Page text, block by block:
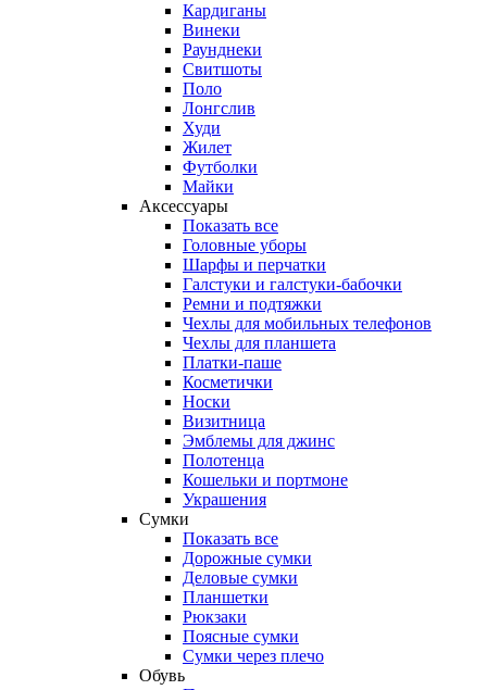
Кардиганы
Винеки
Раунднеки
Свитшоты
Поло
Лонгслив
Худи
Жилет
Футболки
Майки
Аксессуары
Показать все
Головные уборы
Шарфы и перчатки
Галстуки и галстуки-бабочки
Ремни и подтяжки
Чехлы для мобильных телефонов
Чехлы для планшета
Платки-паше
Косметички
Носки
Визитница
Эмблемы для джинс
Полотенца
Кошельки и портмоне
Украшения
Сумки
Показать все
Дорожные сумки
Деловые сумки
Планшетки
Рюкзаки
Поясные сумки
Сумки через плечо
Обувь